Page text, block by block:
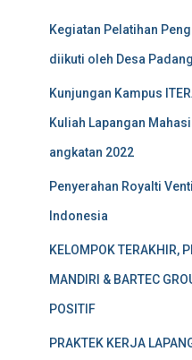
Kegiatan Pelatihan
diikuti oleh Desa
Kunjungan Kampus
Kuliah Lapangan
angkatan 2022
Penyerahan Royalti
Indonesia
KELOMPOK TERAKHIR,
MANDIRI & BARTEC
POSITIF
PRAKTEK KERJA